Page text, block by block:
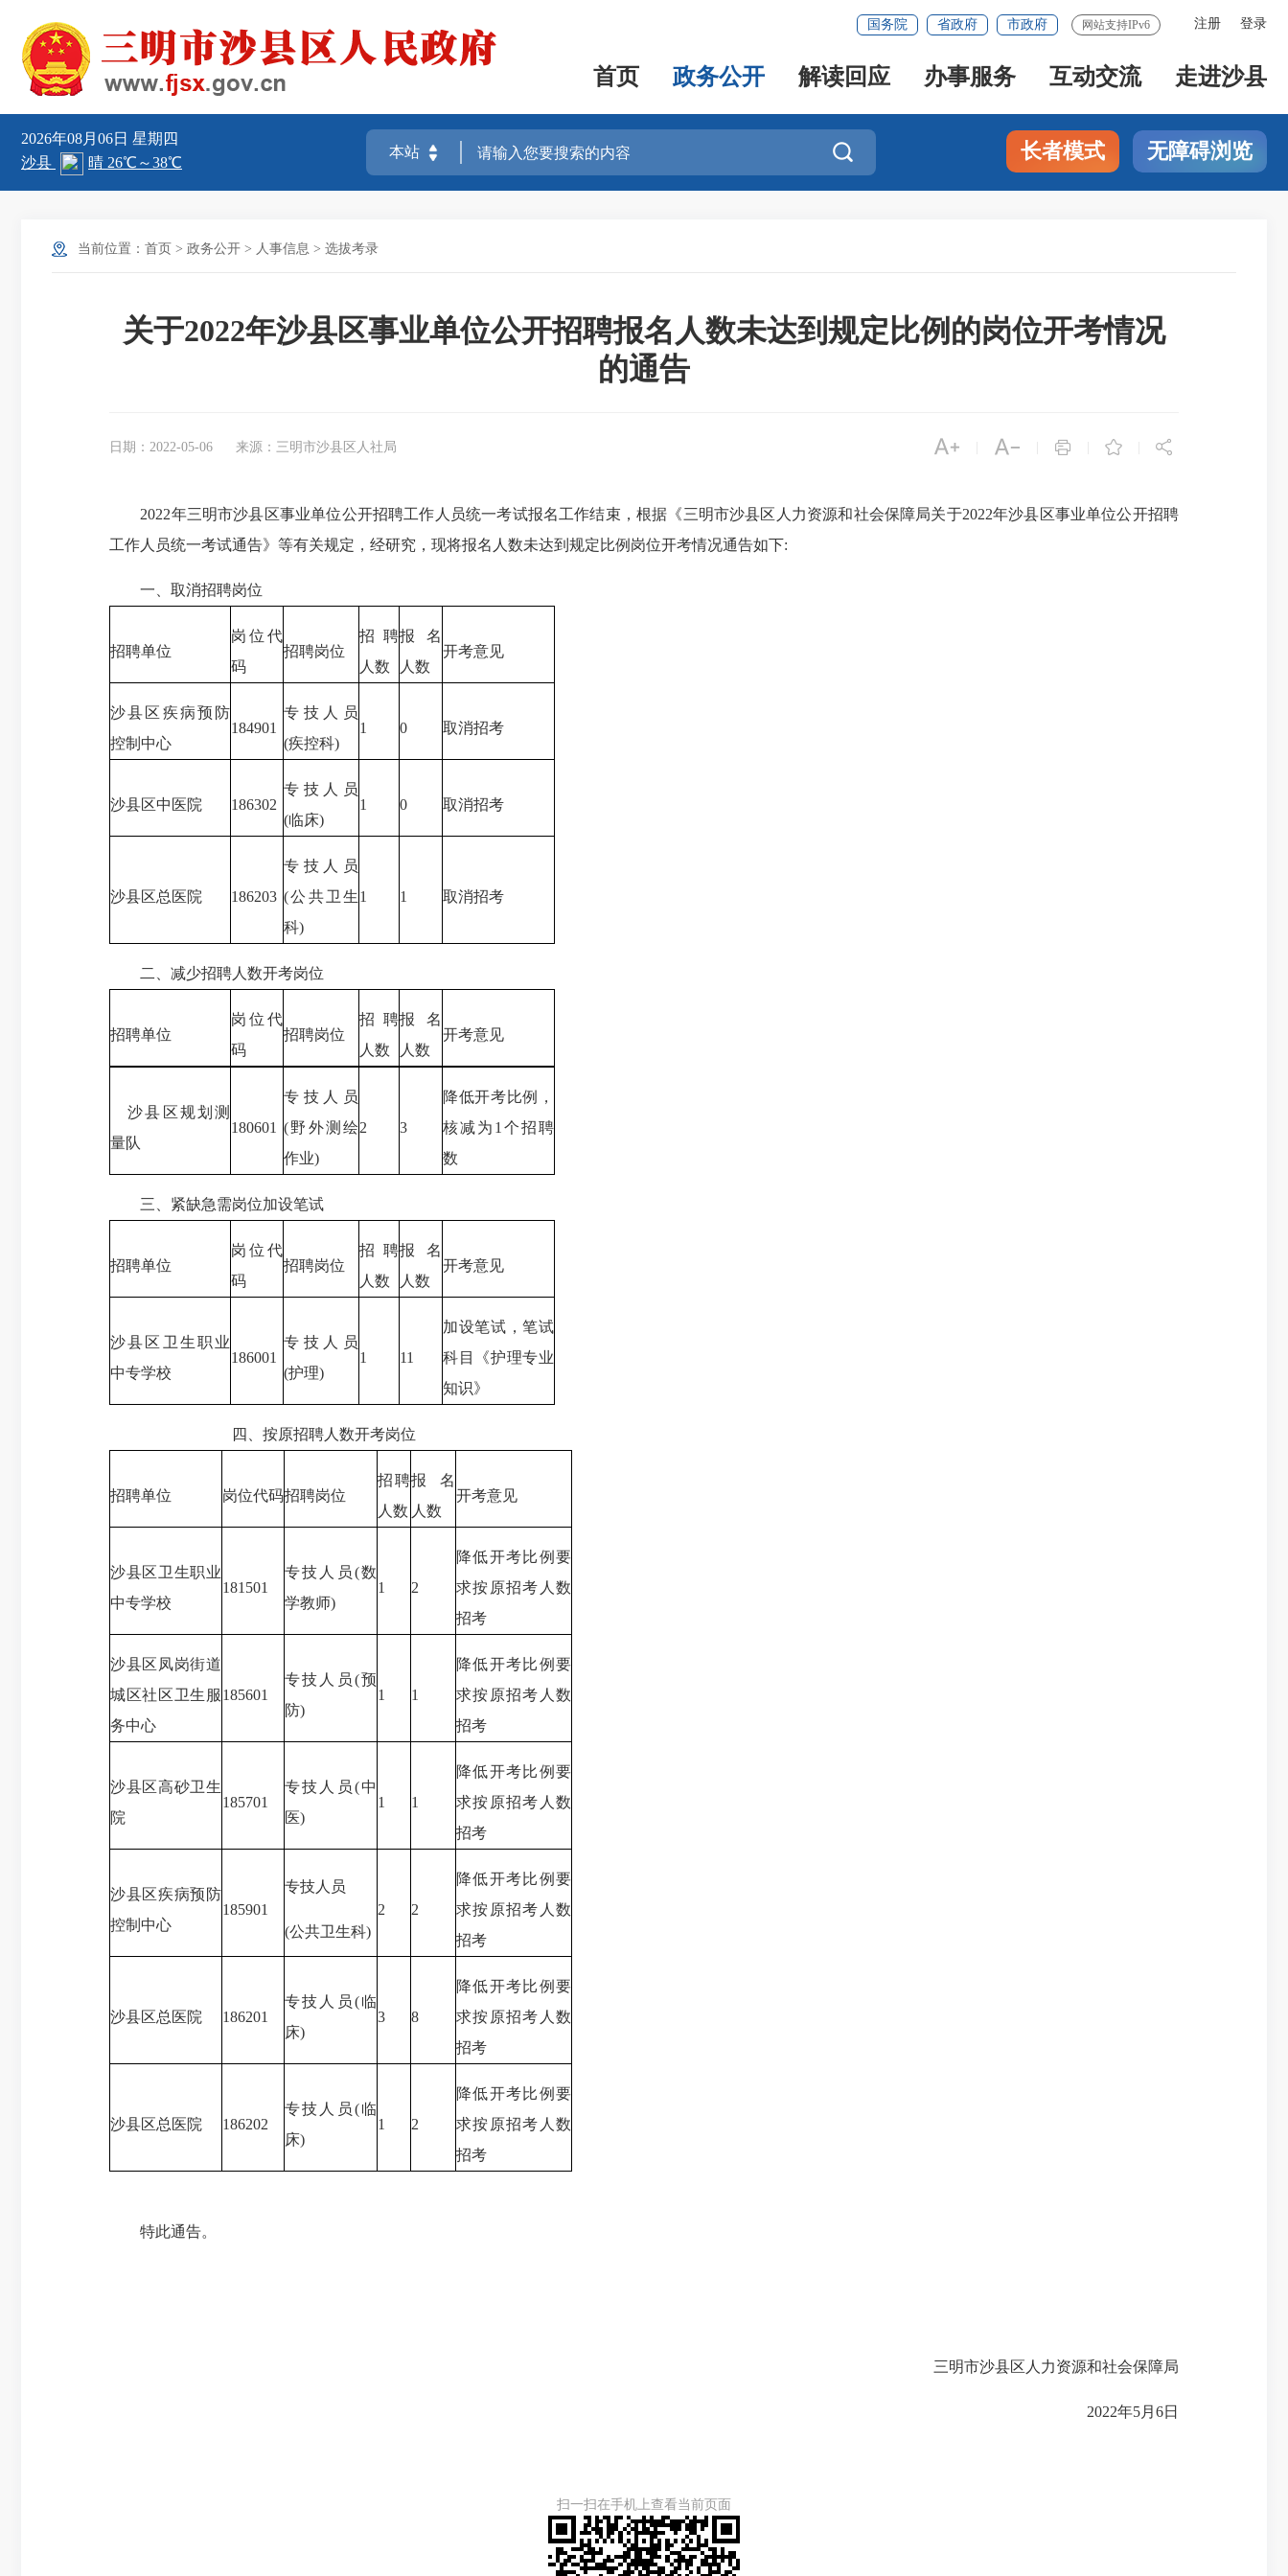
注册 登录
国务院 省政府 市政府 网站支持IPv6
首页 政务公开 解读回应 办事服务 互动交流 走进沙县
2026年08月06日 星期四
 长者模式 无障碍浏览
当前位置： 首页 > 政务公开 > 人事信息 > 选拔考录
关于2022年沙县区事业单位公开招聘报名人数未达到规定比例的岗位开考情况
的通告
日期：2022-05-06 来源：三明市沙县区人社局     
2022年三明市沙县区事业单位公开招聘工作人员统一考试报名工作结束，根据《三明市沙县区人力资源和社会保障局关于2022年沙县区事业单位公开招聘
工作人员统一考试通告》等有关规定，经研究，现将报名人数未达到规定比例岗位开考情况通告如下:
一、取消招聘岗位
招聘单位
岗位代
码
招聘岗位
招聘
人数
报名
人数
开考意见
沙县区疾病预防
控制中心
184901
专技人员
(疾控科)
1 0 取消招考
沙县区中医院 186302
专技人员
(临床)
1 0 取消招考
沙县区总医院 186203
专技人员
(公共卫生
科)
1 1 取消招考
二、减少招聘人数开考岗位
招聘单位
岗位代
码
招聘岗位
招聘
人数
报名
人数
开考意见
沙县区规划测
量队
180601
专技人员
(野外测绘
作业)
2 3
降低开考比例，
核减为1个招聘
数
三、紧缺急需岗位加设笔试
招聘单位
岗位代
码
招聘岗位
招聘
人数
报名
人数
开考意见
沙县区卫生职业
中专学校
186001
专技人员
(护理)
1 11
加设笔试，笔试
科目《护理专业
知识》
四、按原招聘人数开考岗位
招聘单位 岗位代码招聘岗位
招聘
人数
报名
人数
开考意见
沙县区卫生职业
中专学校
181501
专技人员(数
学教师)
1 2
降低开考比例要
求按原招考人数
招考
沙县区凤岗街道
城区社区卫生服
务中心
185601
专技人员(预
防)
1 1
降低开考比例要
求按原招考人数
招考
沙县区高砂卫生
院
185701
专技人员(中
医)
1 1
降低开考比例要
求按原招考人数
招考
沙县区疾病预防
控制中心
185901
专技人员
(公共卫生科)
2 2
降低开考比例要
求按原招考人数
招考
沙县区总医院 186201
专技人员(临
床)
3 8
降低开考比例要
求按原招考人数
招考
沙县区总医院 186202
专技人员(临
床)
1 2
降低开考比例要
求按原招考人数
招考
特此通告。
三明市沙县区人力资源和社会保障局
2022年5月6日
扫一扫在手机上查看当前页面